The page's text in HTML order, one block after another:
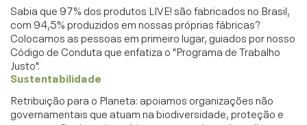
Sabia que 97% dos produtos LIVE! são fabricados no Brasil,
com 94,5% produzidos em nossas próprias fábricas?
Colocamos as pessoas em primeiro lugar, guiados por nosso
Código de Conduta que enfatiza o "Programa de Trabalho
Justo".
Sustentabilidade
Retribuição para o Planeta: apoiamos organizações não
governamentais que atuam na biodiversidade, proteção e